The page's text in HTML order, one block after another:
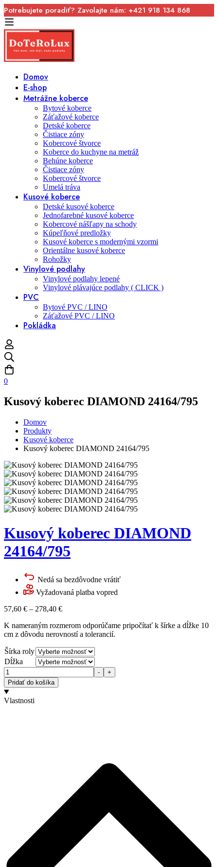
Potrebujete poradiť? Zavolajte nám: +421 918 134 868
Domov
E-shop
Metrážne koberce
Bytové koberce
Záťažové koberce
Detské koberce
Čistiace zóny
Kobercové štvorce
Koberce do kuchyne na metráž
Behúne koberce
Čistiace zóny
Kobercové štvorce
Umelá tráva
Kusové koberce
Detské kusové koberce
Jednofarebné kusové koberce
Kobercové nášľapy na schody
Kúpeľňové predložky
Kusové koberce s modernými vzormi
Orientálne kusové koberce
Rohožky
Vinylové podlahy
Vinylové podlahy lepené
Vinylové plávajúce podlahy ( CLICK )
PVC
Bytové PVC / LINO
Záťažové PVC / LINO
Pokládka
0
Kusový koberec DIAMOND 24164/795
Domov
Produkty
Kusové koberce
Kusový koberec DIAMOND 24164/795
Kusový koberec DIAMOND
24164/795
Nedá sa bezdôvodne vrátiť
Vyžadovaná platba vopred
57,60 € – 278,40 €
K nameraným rozmerom odporúčame pripočítať k šírke a dĺžke 10
cm z dôvodu nerovností a tolerancií.
Šírka roly
Dĺžka
Množstvo
-
+
Pridať do košíka
Vlastnosti